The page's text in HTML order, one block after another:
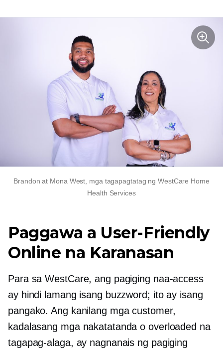
Brandon at Mona West, mga tagapagtatag ng WestCare Home
Health Services
Paggawa a User-Friendly
Online na Karanasan
Para sa WestCare, ang pagiging naa-access
ay hindi lamang isang buzzword; ito ay isang
pangako. Ang kanilang mga customer,
kadalasang mga nakatatanda o overloaded na
tagapag-alaga, ay nagnanais ng pagiging